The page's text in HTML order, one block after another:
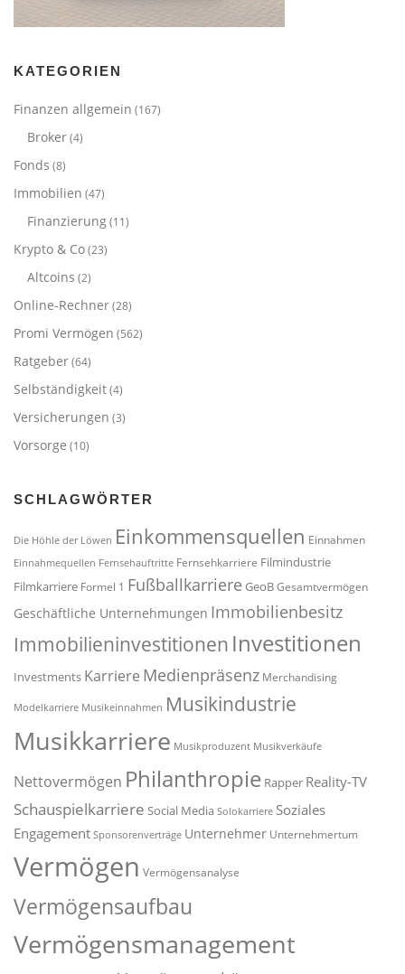
KATEGORIEN
Finanzen allgemein (167)
Broker(4)
Fonds (8)
Immobilien (47)
Finanzierung(11)
Krypto & Co(23)
Altcoins (2)
Online-Rechner(28)
Promi Vermögen (562)
Ratgeber(64)
Selbständigkeit(4)
Versicherungen (3)
Vorsorge (10)
SCHLAGWÖRTER
Die Höhle der Löwen Einkommensquellen Einnahmen
Einnahmequellen Fernsehauftritte Fernsehkarriere Filmindustrie
Filmkarriere Formel 1 Fußballkarriere GeoBGesamtvermögen
Geschäftliche Unternehmungen Immobilienbesitz
Immobilieninvestitionen Investitionen
Investments Karriere Medienpräsenz Merchandising
Modelkarriere Musikeinnahmen Musikindustrie
Musikkarriere Musikproduzent Musikverkäufe
Nettovermögen Philanthropie Rapper Reality-TV
Schauspielkarriere Social Media Solokarriere Soziales
Engagement Sponsorenverträge Unternehmer Unternehmertum
Vermögen Vermögensanalyse
Vermögensaufbau
Vermögensmanagement